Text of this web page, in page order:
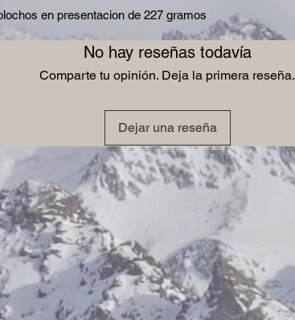
en presentacion de 227 gramos
No hay reseñas todavía
Comparte tu opinión. Deja la primera reseña.
Dejar una reseña